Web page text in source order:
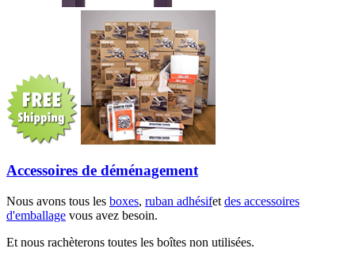
Accessoires de déménagement
Nous avons tous les boxes, ruban adhésifet des accessoires
d'emballage vous avez besoin.
Et nous rachèterons toutes les boîtes non utilisées.